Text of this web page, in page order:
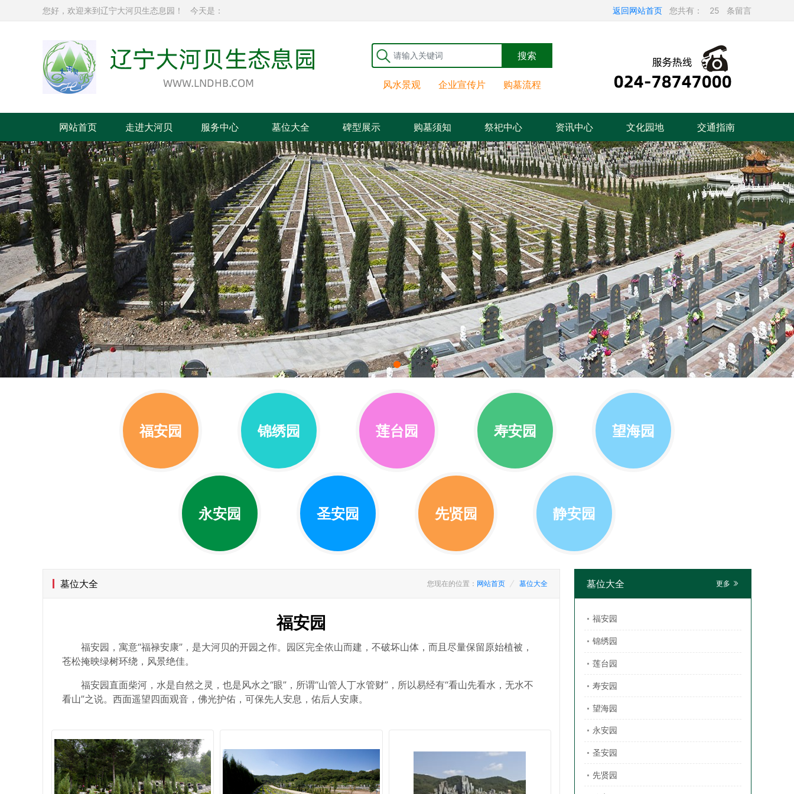
您好，欢迎来到辽宁大河贝生态息园！ 今天是： 返回网站首页 您共有： 25 条留言
搜索
风水景观 企业宣传片 购墓流程
网站首页 走进大河贝 服务中心 墓位大全 碑型展示 购墓须知 祭祀中心 资讯中心 文化园地 交通指南
福安园 锦绣园 莲台园 寿安园 望海园
永安园 圣安园 先贤园 静安园
墓位大全 您现在的位置： 网站首页 墓位大全
福安园
福安园，寓意“福禄安康”，是大河贝的开园之作。园区完全依山而建，不破坏山体，而且尽量保留原始植被，
苍松掩映绿树环绕，风景绝佳。
福安园直面柴河，水是自然之灵，也是风水之“眼”，所谓“山管人丁水管财”，所以易经有“看山先看水，无水不
看山”之说。西面遥望四面观音，佛光护佑，可保先人安息，佑后人安康。
墓位大全 更多
福安园
锦绣园
莲台园
寿安园
望海园
永安园
圣安园
先贤园